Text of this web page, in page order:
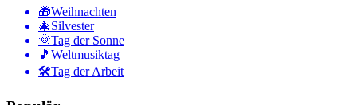
🎁Weihnachten
🎄Silvester
🌞Tag der Sonne
🎵 Weltmusiktag
🛠Tag der Arbeit